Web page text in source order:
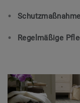
Regelmäßige